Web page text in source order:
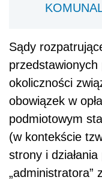
Sądy
okoliczności
obowiązek w
podmiotowym
(w kontekście
strony i
„administratora”